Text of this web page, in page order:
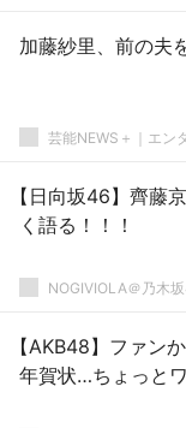
加藤紗里、前の夫
芸能NEWS＋｜エン
【日向坂46】齊藤
く語る！！！
NOGIVIOLA＠乃木
【AKB48】ファン
年賀状…ちょっと